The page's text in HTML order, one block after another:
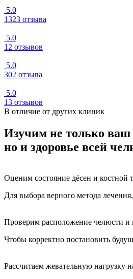
5.0
1323 отзыва
5.0
12 отзывов
5.0
302 отзыва
5.0
13 отзывов
В отличие от других клиник
Изучим не только
но и здоровье всей
Оценим состояние дёсен и костной
Для выбора верного метода
Проверим расположение челюсти и
Чтобы корректно постановить
Рассчитаем жевательную нагрузку